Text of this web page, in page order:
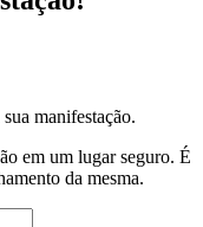
manifestação.
em um lugar seguro. É
da mesma.